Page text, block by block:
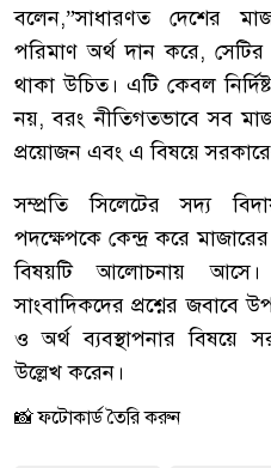
বলেন,”সাধারণত দেশের
পরিমাণ অর্থ দান করে,
থাকা উচিত। এটি কেবল
নয়, বরং নীতিগতভাবে সব
প্রয়োজন এবং এ বিষয়ে
সম্প্রতি সিলেটের সদ্য
পদক্ষেপকে কেন্দ্র করে
বিষয়টি আলোচনায় আসে।
সাংবাদিকদের প্রশ্নের জবাবে
ও অর্থ ব্যবস্থাপনার বিষয়ে
উল্লেখ করেন।
📸 ফটোকার্ড তৈরি করুন